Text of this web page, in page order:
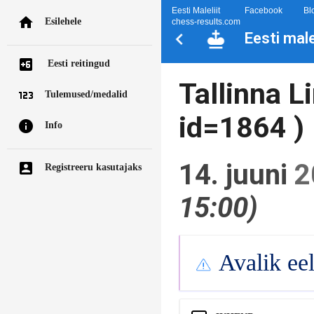
Esilehele
Eesti reitingud
Tulemused/medalid
Info
Registreeru kasutajaks
Eesti Maleliit Facebook
chess-results.com
Eesti
Tallinna
id=1864 )
14. juuni
15:00)
Avalik